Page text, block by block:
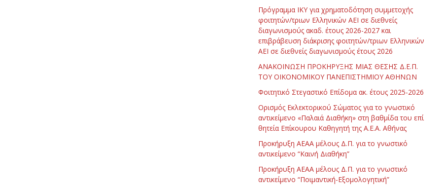
Πρόγραμμα ΙΚΥ για χρηματοδότηση συμμετοχής
φοιτητών/τριων Ελληνικών ΑΕΙ σε διεθνείς
διαγωνισμούς ακαδ. έτους 2026-2027 και
επιβράβευση διάκρισης φοιτητών/τριων Ελληνικών
ΑΕΙ σε διεθνείς διαγωνισμούς έτους 2026
ΑΝΑΚΟΙΝΩΣΗ ΠΡΟΚΗΡΥΞΗΣ ΜΙΑΣ ΘΕΣΗΣ Δ.Ε.Π.
ΤΟΥ ΟΙΚΟΝΟΜΙΚΟΥ ΠΑΝΕΠΙΣΤΗΜΙΟΥ ΑΘΗΝΩΝ
Φοιτητικό Στεγαστικό Επίδομα ακ. έτους 2025-2026
Ορισμός Εκλεκτορικού Σώματος για το γνωστικό
αντικείμενο «Παλαιά Διαθήκη» στη βαθμίδα του επί
θητεία Επίκουρου Καθηγητή της Α.Ε.Α. Αθήνας
Προκήρυξη ΑΕΑΑ μέλους Δ.Π. για το γνωστικό
αντικείμενο “Καινή Διαθήκη”
Προκήρυξη ΑΕΑΑ μέλους Δ.Π. για το γνωστικό
αντικείμενο “Ποιμαντική-Εξομολογητική”